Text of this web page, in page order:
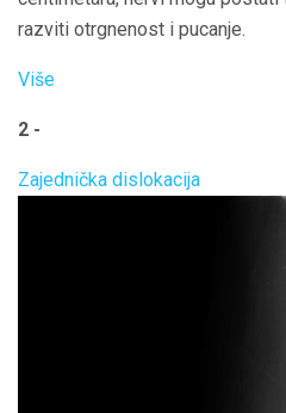
razviti otrgnenost i pucanje.
Više
2 -
Zajednička dislokacija